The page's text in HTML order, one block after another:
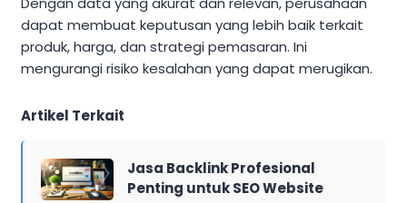
dapat membuat keputusan yang lebih baik terkait
produk, harga, dan strategi pemasaran. Ini
mengurangi risiko kesalahan yang dapat merugikan.
Artikel Terkait
Jasa Backlink Profesional
Penting untuk SEO Website